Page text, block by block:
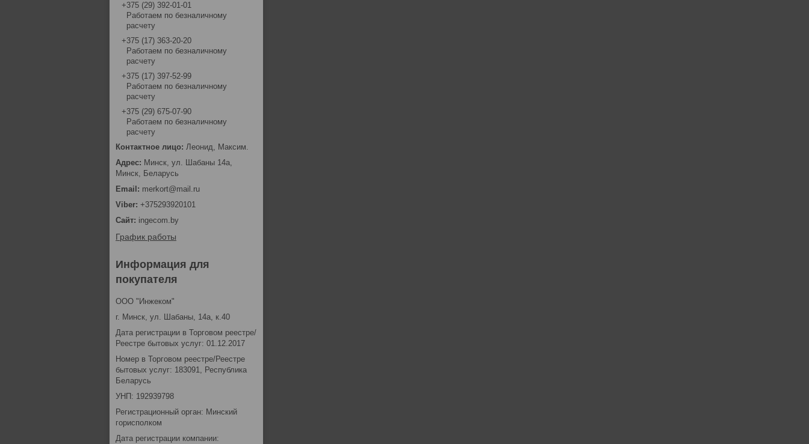
+375 (29) 392-01-01
Работаем по безналичному
расчету
+375 (17) 363-20-20
Работаем по безналичному
расчету
+375 (17) 397-52-99
Работаем по безналичному
расчету
+375 (29) 675-07-90
Работаем по безналичному
расчету
Леонид, Максим.
Минск, ул. Шабаны 14а,
Минск, Беларусь
merkort@mail.ru
+375293920101
ingecom.by
График работы
Информация для
покупателя
ООО "Инжеком"
г. Минск, ул. Шабаны, 14а, к.40
Дата регистрации в Торговом реестре/
Реестре бытовых услуг: 01.12.2017
Номер в Торговом реестре/Реестре
бытовых услуг: 183091, Республика
Беларусь
УНП: 192939798
Регистрационный орган: Минский
горисполком
Дата регистрации компании: